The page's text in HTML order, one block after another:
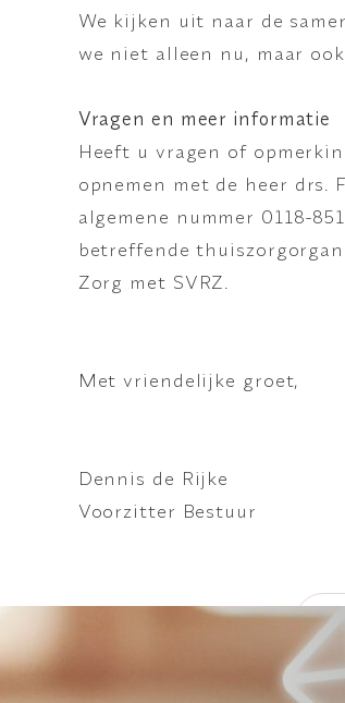
We kijken uit naar de
we niet alleen nu, maar
Vragen en meer informatie
Heeft u vragen of
opnemen met de heer drs.
algemene nummer 0118-
betreffende
Zorg met SVRZ.
Met vriendelijke groet,
Dennis
Voorzitter